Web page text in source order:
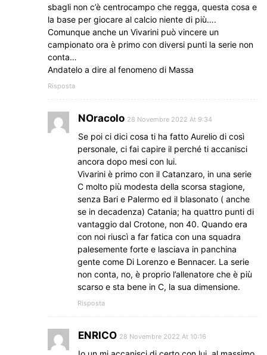
sbagli non c’è centrocampo che regga, questa cosa e
la base per giocare al calcio niente di più….
Comunque anche un Vivarini può vincere un
campionato ora è primo con diversi punti la serie non
conta…
Andatelo a dire al fenomeno di Massa
Risposta
NOracolo 28 Novembre 2022 At 9:34
Se poi ci dici cosa ti ha fatto Aurelio di così
personale, ci fai capire il perché ti accanisci
ancora dopo mesi con lui.
Vivarini è primo con il Catanzaro, in una serie
C molto più modesta della scorsa stagione,
senza Bari e Palermo ed il blasonato ( anche
se in decadenza) Catania; ha quattro punti di
vantaggio dal Crotone, non 40. Quando era
con noi riuscì a far fatica con una squadra
palesemente forte e lasciava in panchina
gente come Di Lorenzo e Bennacer. La serie
non conta, no, è proprio l’allenatore che è più
scarso e sta bene in C, la sua dimensione.
Risposta
ENRICO 28 Novembre 2022 At 10:16